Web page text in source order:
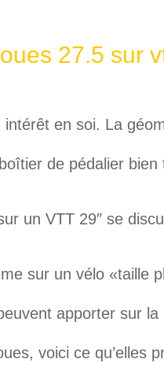
27.5 sur
intérêt en soi. La
de pédalier bien
un VTT 29″ se
sur un vélo «taille
apporter sur la
voici ce qu’elles